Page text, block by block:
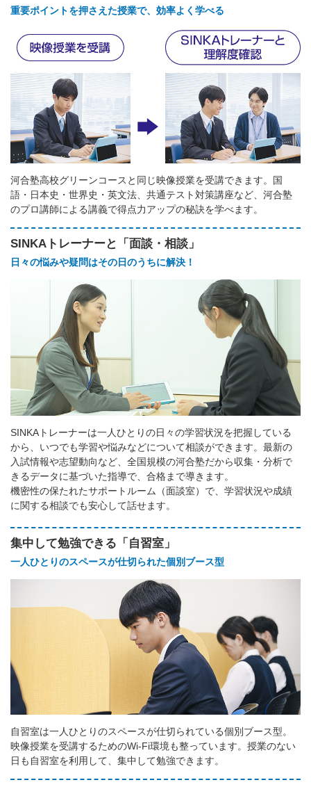
重要ポイントを押さえた授業で、効率よく学べる
河合塾高校グリーンコースと同じ映像授業を受講できます。国
語・日本史・世界史・英文法、共通テスト対策講座など、河合塾
のプロ講師による講義で得点力アップの秘訣を学べます。
SINKAトレーナーと「面談・相談」
日々の悩みや疑問はその日のうちに解決！
SINKAトレーナーは一人ひとりの日々の学習状況を把握している
から、いつでも学習や悩みなどについて相談ができます。最新の
入試情報や志望動向など、全国規模の河合塾だから収集・分析で
きるデータに基づいた指導で、合格まで導きます。
機密性の保たれたサポートルーム（面談室）で、学習状況や成績
に関する相談でも安心して話せます。
集中して勉強できる「自習室」
一人ひとりのスペースが仕切られた個別ブース型
自習室は一人ひとりのスペースが仕切られている個別ブース型。
映像授業を受講するためのWi-Fi環境も整っています。授業のない
日も自習室を利用して、集中して勉強できます。